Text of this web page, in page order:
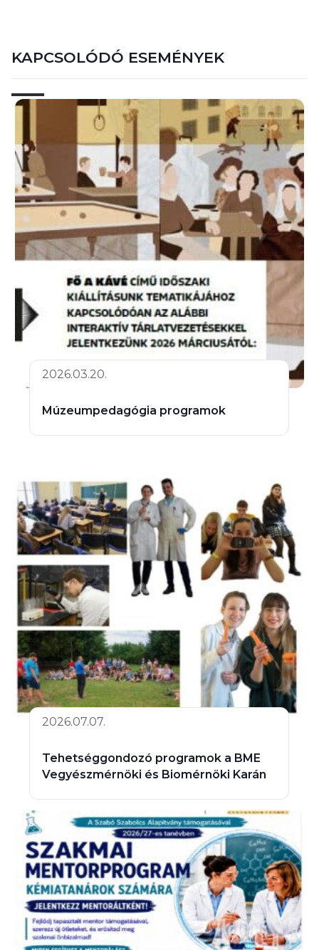
KAPCSOLÓDÓ ESEMÉNYEK
2026.03.20.
Múzeumpedagógia programok
2026.07.07.
Tehetséggondozó programok a BME
Vegyészmérnöki és Biomérnöki Karán